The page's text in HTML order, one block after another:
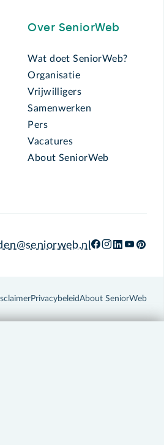
Over SeniorWeb
Wat doet SeniorWeb?
Organisatie
Vrijwilligers
Samenwerken
Pers
Vacatures
About SeniorWeb
PrivacybeleidAbout SeniorWeb